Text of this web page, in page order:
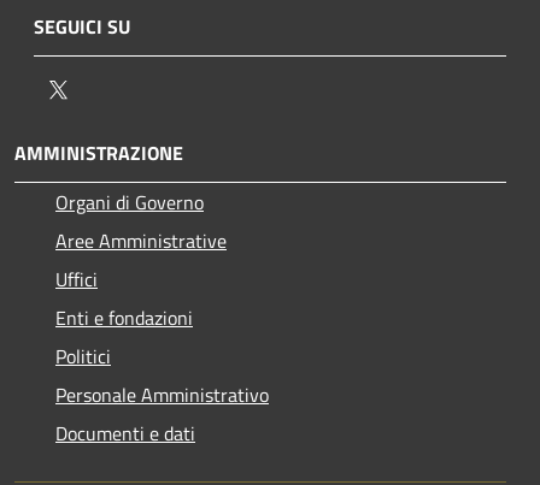
SEGUICI SU
AMMINISTRAZIONE
Organi di Governo
Aree Amministrative
Uffici
Enti e fondazioni
Politici
Personale Amministrativo
Documenti e dati